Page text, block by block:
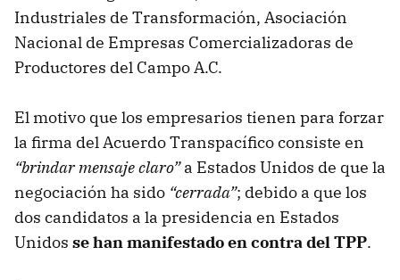
Industriales de Transformación, Asociación
Nacional de Empresas Comercializadoras de
Productores del Campo A.C.
El motivo que los empresarios tienen para forzar
la firma del Acuerdo Transpacífico consiste en
“brindar mensaje claro”a Estados Unidos de que la
negociación ha sido “cerrada”; debido a que los
dos candidatos a la presidencia en Estados
Unidos se han manifestado en contra del TPP.